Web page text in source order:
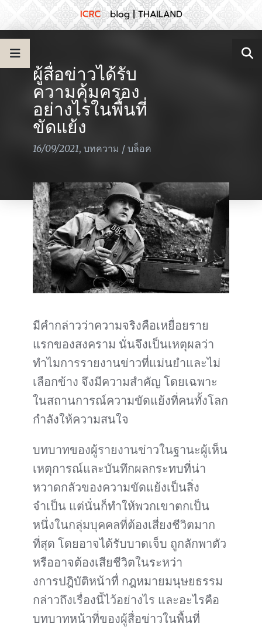
ผู้สื่อข่าวได้รับ
ความคุ้มครอง
อย่างไรในพื้นที่
ขัดแย้ง
16/09/2021, บทความ / บล็อค
มีคำกล่าวว่าความจริงคือเหยื่อยราย
แรกของสงคราม นั่นจึงเป็นเหตุผลว่า
ทำไมการรายงานข่าวที่แม่นยำและไม่
เลือกข้าง จึงมีความสำคัญ โดยเฉพาะ
ในสถานการณ์ความขัดแย้งที่คนทั้งโลก
กำลังให้ความสนใจ
บทบาทของผู้รายงานข่าวในฐานะผู้เห็น
เหตุการณ์และบันทึกผลกระทบที่น่า
หวาดกลัวของความขัดแย้งเป็นสิ่ง
จำเป็น แต่นั่นก็ทำให้พวกเขาตกเป็น
หนึ่งในกลุ่มบุคคลที่ต้องเสี่ยงชีวิตมาก
ที่สุด โดยอาจได้รับบาดเจ็บ ถูกลักพาตัว
หรืออาจต้องเสียชีวิตในระหว่า
งการปฎิบัติหน้าทื่ กฎหมายมนุษยธรรม
กล่าวถึงเรื่องนี้ไว้อย่างไร และอะไรคือ
บทบาทหน้าที่ของผู้สื่อข่าวในพื้นที่